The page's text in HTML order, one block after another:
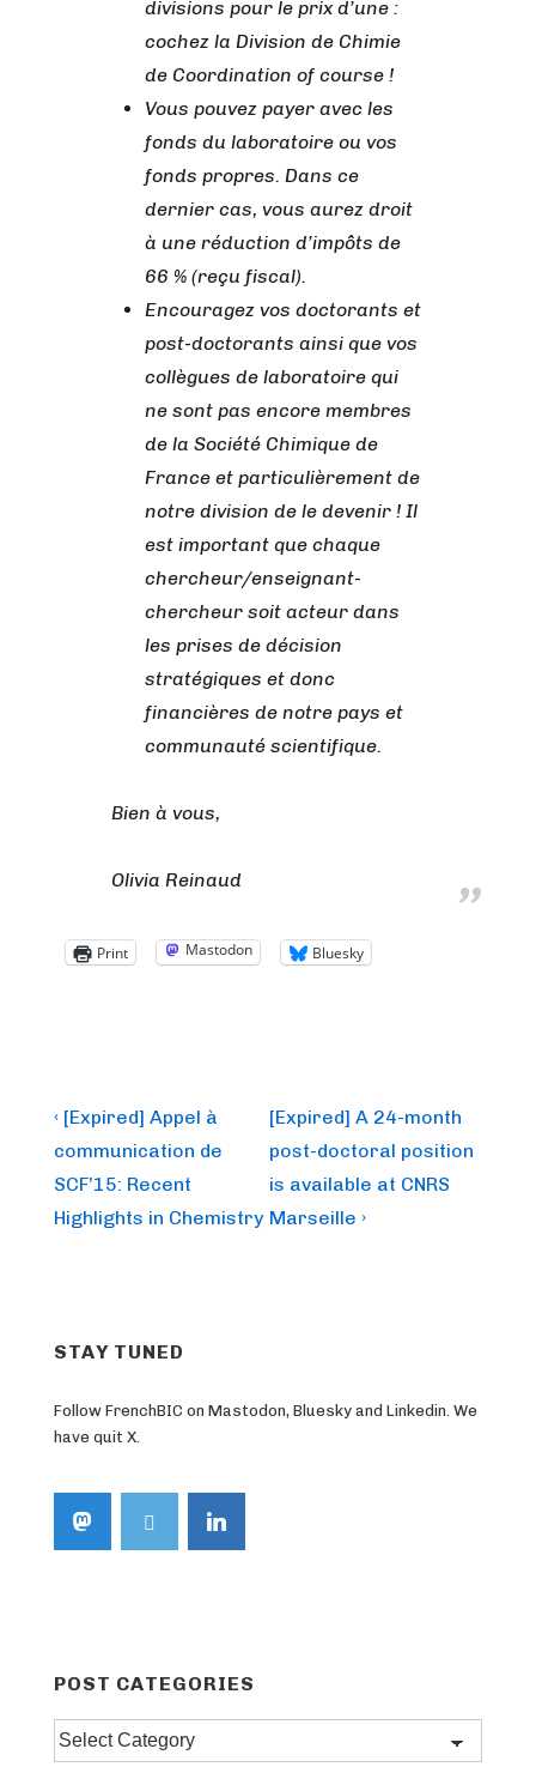
divisions pour le prix d’une :
cochez la Division de Chimie
de Coordination of course !
Vous pouvez payer avec les
fonds du laboratoire ou vos
fonds propres. Dans ce
dernier cas, vous aurez droit
à une réduction d’impôts de
66 % (reçu fiscal).
Encouragez vos doctorants et
post-doctorants ainsi que vos
collègues de laboratoire qui
ne sont pas encore membres
de la Société Chimique de
France et particulièrement de
notre division de le devenir ! Il
est important que chaque
chercheur/enseignant-
chercheur soit acteur dans
les prises de décision
stratégiques et donc
financières de notre pays et
communauté scientifique.
Bien à vous,
Olivia Reinaud
Print Mastodon Bluesky
Post
navigation
Previous
Post
is
‹ [Expired] Appel à
communication de
SCF’15: Recent
Highlights in Chemistry
Next
Post
is
[Expired] A 24-month
post-doctoral position
is available at CNRS
Marseille ›
STAY TUNED
Follow FrenchBIC on Mastodon, Bluesky and Linkedin. We
have quit X.
POST CATEGORIES
Post